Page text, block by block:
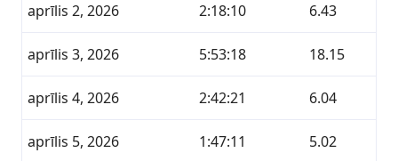
aprīlis 2, 2026 2:18:10 6.43
aprīlis 3, 2026 5:53:18 18.15
aprīlis 4, 2026 2:42:21 6.04
aprīlis 5, 2026 1:47:11 5.02